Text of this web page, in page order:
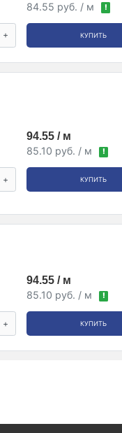
84.55 руб. / м !
+ КУПИТЬ
94.55 / м
85.10 руб. / м !
+ КУПИТЬ
94.55 / м
85.10 руб. / м !
+ КУПИТЬ